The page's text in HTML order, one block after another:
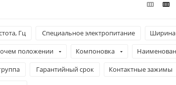
Гц Cпециальное электропитание Ширина
положении Компоновка
Гарантийный срок Контактные зажимы